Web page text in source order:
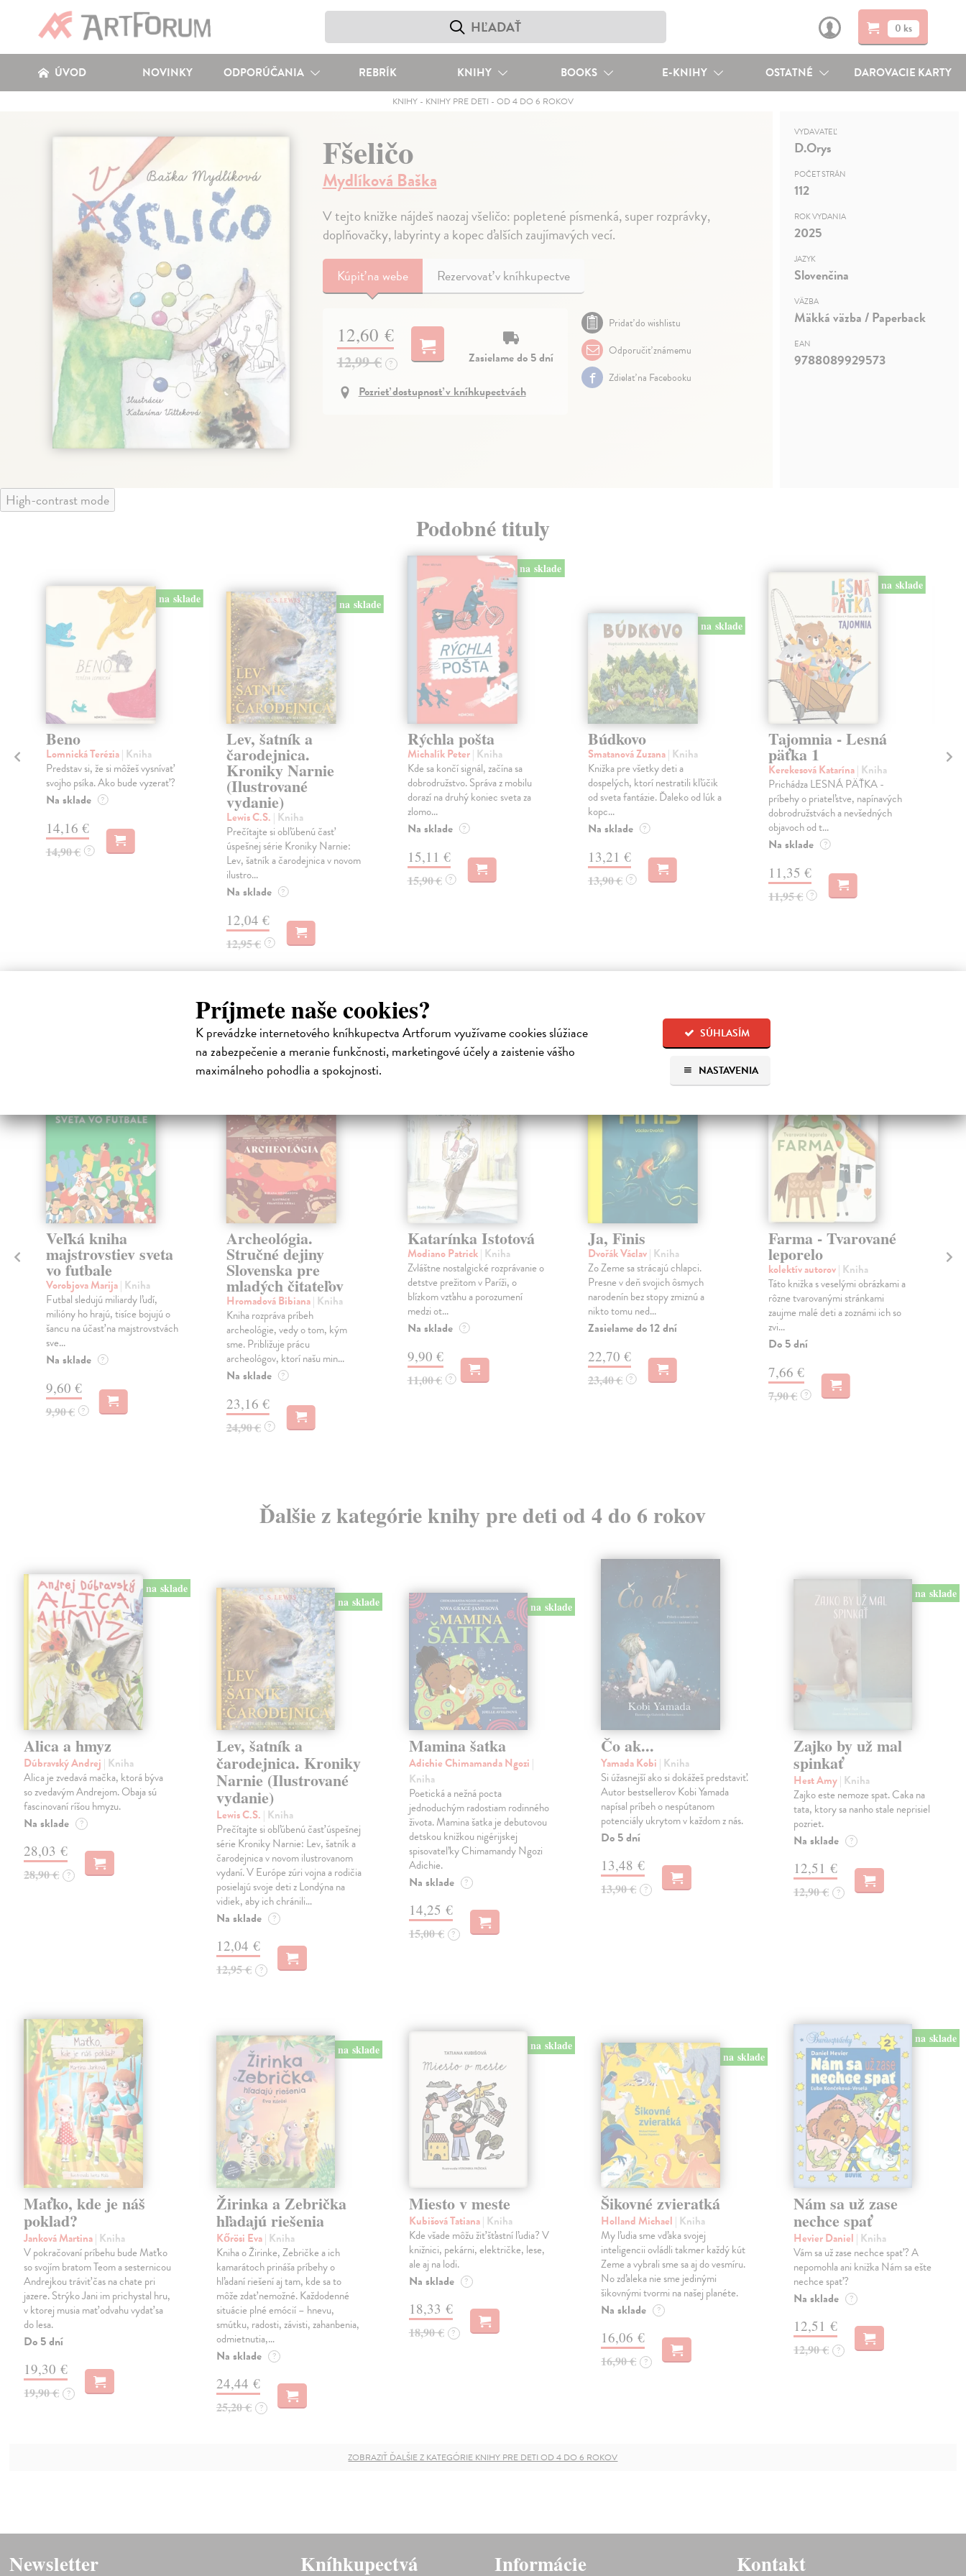
Príjmete naše cookies?
K prevádzke internetového kníhkupectva Artforum využívame cookies slúžiace
na zabezpečenie a meranie funkčnosti, marketingové účely a zaistenie vášho
maximálneho pohodlia a spokojnosti.
SÚHLASÍM
NASTAVENIA
0 ks
ÚVOD NOVINKY ODPORÚČANIA REBRÍK KNIHY BOOKS E-KNIHY OSTATNÉ DAROVACIE KARTY
KNIHY- KNIHY PRE DETI - OD 4 DO 6 ROKOV
Fšeličo
Mydlíková Baška
V tejto knižke nájdeš naozaj všeličo: popletené písmenká, super rozprávky,
doplňovačky, labyrinty a kopec ďalších zaujímavých vecí.
Kúpiťna webe Rezervovať v kníhkupectve
12,60 €
12,99 € ?
Zasielame do 5 dní
Pozrieť dostupnosť v kníhkupectvách
Pridať do wishlistu
Odporučiť známemu
Zdielať na Facebooku
VYDAVATEĽ
D.Orys
POČET STRÁN
112
ROK VYDANIA
2025
JAZYK
Slovenčina
VÄZBA
Mäkká väzba / Paperback
EAN
9788089929573
High-contrast mode
Podobné tituly
na sklade
Beno
Lomnická Terézia| Kniha
Predstav si, že si môžeš vysnívať
svojho psíka. Ako bude vyzerať?
Na sklade ?
14,16 €
14,90 € ?
na sklade
Lev, šatník a
čarodejnica.
Kroniky Narnie
(Ilustrované
vydanie)
Lewis C.S. | Kniha
Prečítajte si obľúbenú časť
úspešnej série Kroniky Narnie:
Lev, šatník a čarodejnica v novom
ilustro...
Na sklade ?
12,04 €
12,95 € ?
na sklade
Rýchla pošta
Michalík Peter| Kniha
Kde sa končí signál, začína sa
dobrodružstvo. Správa z mobilu
dorazí na druhý koniec sveta za
zlomo...
Na sklade ?
15,11 €
15,90 € ?
na sklade
Búdkovo
Smatanová Zuzana| Kniha
Knižka pre všetky deti a
dospelých, ktorí nestratili kľúčik
od sveta fantázie. Ďaleko od lúk a
kopc...
Na sklade ?
13,21 €
13,90 € ?
na sklade
Tajomnia - Lesná
päťka 1
Kerekesová Katarína| Kniha
Prichádza LESNÁ PÄŤKA -
príbehy o priateľstve, napínavých
dobrodružstvách a nevšedných
objavoch od t...
Na sklade ?
11,35 €
11,95 € ?
Čitatelia s podobným vkusom si kúpili aj:
Veľká kniha
majstrovstiev sveta
vo futbale
Vorobjova Marija| Kniha
Futbal sledujú miliardy ľudí,
milióny ho hrajú, tisíce bojujú o
šancu na účasť na majstrovstvách
sve...
Na sklade ?
9,60 €
9,90 € ?
na sklade
Archeológia.
Stručné dejiny
Slovenska pre
mladých čitateľov
Hromadová Bibiana| Kniha
Kniha rozpráva príbeh
archeológie, vedy o tom, kým
sme. Približuje prácu
archeológov, ktorí našu min...
Na sklade ?
23,16 €
24,90 € ?
Katarínka Istotová
Modiano Patrick| Kniha
Zvláštne nostalgické rozprávanie o
detstve prežitom v Paríži, o
blízkom vzťahu a porozumení
medzi ot...
Na sklade ?
9,90 €
11,00 € ?
Ja, Finis
Dvořák Václav| Kniha
Zo Zeme sa strácajú chlapci.
Presne v deň svojich ôsmych
narodenín bez stopy zmiznú a
nikto tomu ned...
Zasielame do 12 dní
22,70 €
23,40 € ?
Farma - Tvarované
leporelo
kolektív autorov| Kniha
Táto knižka s veselými obrázkami a
rôzne tvarovanými stránkami
zaujme malé deti a zoznámi ich so
zvi...
Do 5 dní
7,66 €
7,90 € ?
-
Ďalšie z kategórie knihy pre deti od 4 do 6 rokov
na sklade
Alica a hmyz
Dúbravský Andrej | Kniha
Alica je zvedavá mačka, ktorá býva
so zvedavým Andrejom. Obaja sú
fascinovaní ríšou hmyzu.
Na sklade ?
28,03 €
28,90 € ?
na sklade
Lev, šatník a
čarodejnica. Kroniky
Narnie (Ilustrované
vydanie)
Lewis C.S. | Kniha
Prečítajte si obľúbenú časť úspešnej
série Kroniky Narnie: Lev, šatník a
čarodejnica v novom ilustrovanom
vydaní. V Európe zúri vojna a rodičia
posielajú svoje deti z Londýna na
vidiek, aby ich chránili…
Na sklade ?
12,04 €
12,95 € ?
na sklade
Mamina šatka
Adichie Chimamanda Ngozi |
Kniha
Poetická a nežná pocta
jednoduchým radostiam rodinného
života. Mamina šatka je debutovou
detskou knižkou nigérijskej
spisovateľky Chimamandy Ngozi
Adichie.
Na sklade ?
14,25 €
15,00 € ?
Čo ak...
Yamada Kobi | Kniha
Si úžasnejší ako si dokážeš predstaviť.
Autor bestsellerov Kobi Yamada
napísal príbeh o nespútanom
potenciály ukrytom v každom z nás.
Do 5 dní
13,48 €
13,90 € ?
na sklade
Zajko by už mal
spinkať
Hest Amy| Kniha
Zajko este nemoze spat. Caka na
tata, ktory sa nanho stale neprisiel
pozriet.
Na sklade ?
12,51 €
12,90 € ?
Maťko, kde je náš
poklad?
Janková Martina| Kniha
V pokračovaní príbehu bude Maťko
so svojím bratom Teom a sesternicou
Andrejkou tráviť čas na chate pri
jazere. Strýko Jani im prichystal hru,
v ktorej musia mať odvahu vydať sa
do lesa.
Do 5 dní
19,30 €
19,90 € ?
na sklade
Žirinka a Zebrička
hľadajú riešenia
Kőrösi Eva| Kniha
Kniha o Žirinke, Zebričke a ich
kamarátoch prináša príbehy o
hľadaní riešení aj tam, kde sa to
môže zdať nemožné. Každodenné
situácie plné emócií – hnevu,
smútku, radosti, závisti, zahanbenia,
odmietnutia,…
Na sklade ?
24,44 €
25,20 € ?
na sklade
Miesto v meste
Kubišová Tatiana| Kniha
Kde všade môžu žiť šťastní ľudia? V
knižnici, pekárni, električke, lese,
ale aj na lodi.
Na sklade ?
18,33 €
18,90 € ?
na sklade
Šikovné zvieratká
Holland Michael | Kniha
My ľudia sme vďaka svojej
inteligencii ovládli takmer každý kút
Zeme a vybrali sme sa aj do vesmíru.
No zďaleka nie sme jedinými
šikovnými tvormi na našej planéte.
Na sklade ?
16,06 €
16,90 € ?
na sklade
Nám sa už zase
nechce spať
Hevier Daniel | Kniha
Vám sa už zase nechce spať? A
nepomohla ani knižka Nám sa ešte
nechce spať?
Na sklade ?
12,51 €
12,90 € ?
ZOBRAZIŤ ĎALŠIE Z KATEGÓRIE KNIHY PRE DETI OD 4 DO 6 ROKOV
Newsletter Kníhkupectvá Informácie Kontakt